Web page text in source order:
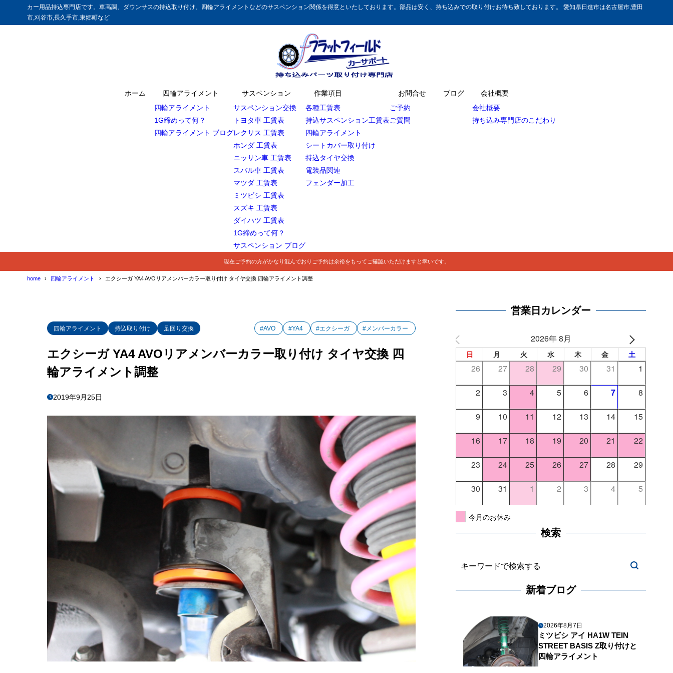
カー用品持込専門店です。車高調、ダウンサスの持込取り付け、四輪アライメントなどのサスペンション関係を得意といたしております。部品は安く、持ち込みでの取り付けお待ち致しております。 愛知県日進市は名古屋市,豊田
市,刈谷市,長久手市,東郷町など
ホーム
四輪アライメント
四輪アライメント
1G締めって何？
四輪アライメント ブログ
サスペンション
サスペンション交換
トヨタ車 工賃表
レクサス 工賃表
ホンダ 工賃表
ニッサン車 工賃表
スバル車 工賃表
マツダ 工賃表
ミツビシ 工賃表
スズキ 工賃表
ダイハツ 工賃表
1G締めって何？
サスペンション ブログ
作業項目
各種工賃表
持込サスペンション工賃表
四輪アライメント
シートカバー取り付け
持込タイヤ交換
電装品関連
フェンダー加工
お問合せ
ご予約
ご質問
ブログ
会社概要
会社概要
持ち込み専門店のこだわり
現在ご予約の方がかなり混んでおりご予約は余裕をもってご確認いただけますと幸いです。
home 四輪アライメント エクシーガ YA4 AVOリアメンバーカラー取り付け タイヤ交換 四輪アライメント調整
四輪アライメント 持込取り付け 足回り交換 #AVO #YA4 #エクシーガ #メンバーカラー
エクシーガ YA4 AVOリアメンバーカラー取り付け タイヤ交換 四
輪アライメント調整
2019年9月25日
営業日カレンダー
2026年 8月
日 月 火 水 木 金 土
26 27 28 29 30 31 1
2 3 4 5 6 7 8
9 10 11 12 13 14 15
16 17 18 19 20 21 22
23 24 25 26 27 28 29
30 31 1 2 3 4 5
今月のお休み
検索
新着ブログ
2026年8月7日
ミツビシ アイ HA1W TEIN
STREET BASIS Z取り付けと
四輪アライメント